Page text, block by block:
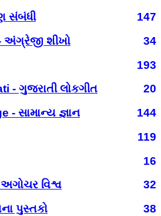
સંબંધી
147
અંગ્રેજી શીખો
34
193
- ગુજરાતી લોકગીત
20
- સામાન્ય જ્ઞાન
144
119
16
વિશ્વ
32
પુસ્તકો
38